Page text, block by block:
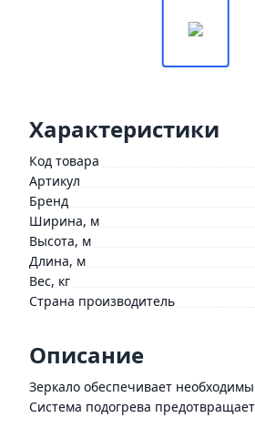
Характеристики
Код товара
Артикул
Бренд
Ширина, м
Высота, м
Длина, м
Вес, кг
Страна производитель
Описание
Зеркало обеспечивает
Система подогрева